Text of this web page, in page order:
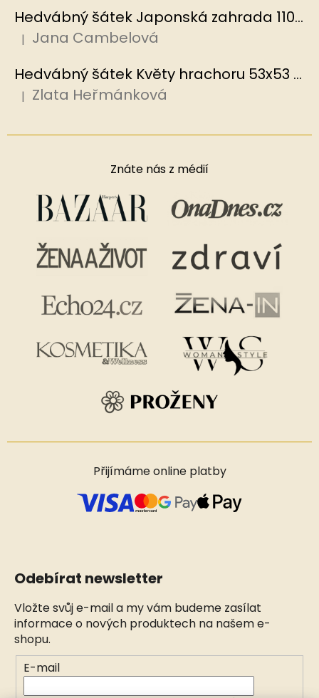
Hedvábný šátek Japonská zahrada 110x110 cm v dárkovém balení, HEDVÁBNÝ SVĚT
Hodnocení produktu je 5 z 5 hvězdiček.
| Jana Cambelová
Hedvábný šátek Květy hrachoru 53x53 cm v dárkovém balení, HEDVÁBNÝ SVĚT
Hodnocení produktu je 5 z 5 hvězdiček.
| Zlata Heřmánková
Znáte nás z médií
Přijímáme online platby
Odebírat newsletter
Vložte svůj e-mail a my vám budeme zasílat
informace o nových produktech na našem e-
shopu.
E-mail